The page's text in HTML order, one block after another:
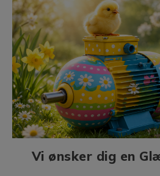
Vi ønsker dig en